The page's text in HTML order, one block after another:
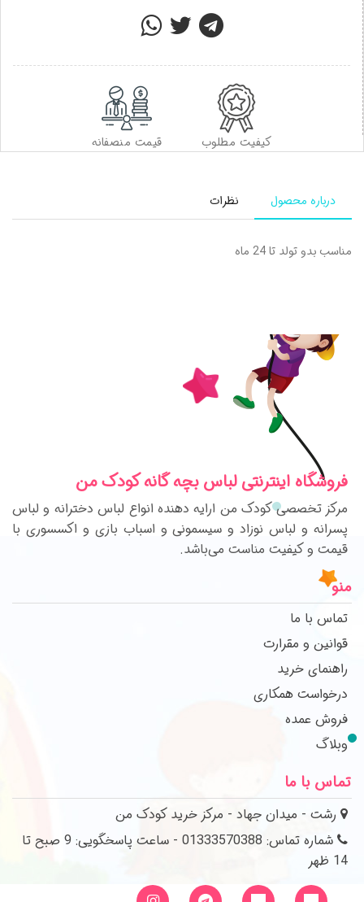
قیمت منصفانه کیفیت مطلوب
درباره محصول نظرات
مناسب بدو تولد تا 24 ماه
فروشگاه اینترنتی لباس بچه گانه کودک من
مرکز تخصصی کودک من ارایه دهنده انواع لباس دخترانه و لباس
پسرانه و لباس نوزاد و سیسمونی و اسباب بازی و اکسسوری با
قیمت و کیفیت مناست می‌باشد.
منو
تماس با ما
قوانین و مقرارت
راهنمای خرید
درخواست همکاری
فروش عمده
وبلاگ
تماس با ما
رشت - میدان جهاد - مرکز خرید کودک من
شماره تماس: 01333570388 - ساعت پاسخگویی: 9 صبح تا
14 ظهر